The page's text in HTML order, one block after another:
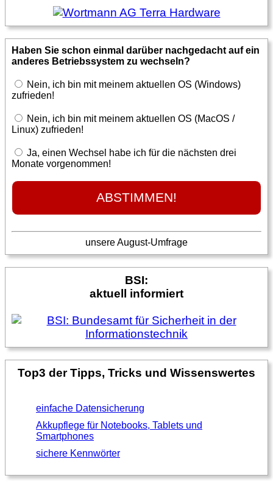
Haben Sie schon einmal darüber nachgedacht auf ein
anderes Betriebssystem zu wechseln?
Nein, ich bin mit meinem aktuellen OS (Windows)
zufrieden!
Nein, ich bin mit meinem aktuellen OS (MacOS /
Linux) zufrieden!
Ja, einen Wechsel habe ich für die nächsten drei
Monate vorgenommen!
unsere August-Umfrage
BSI:
aktuell informiert
Top3 der Tipps, Tricks und Wissenswertes
einfache Datensicherung
Akkupflege für Notebooks, Tablets und
Smartphones
sichere Kennwörter